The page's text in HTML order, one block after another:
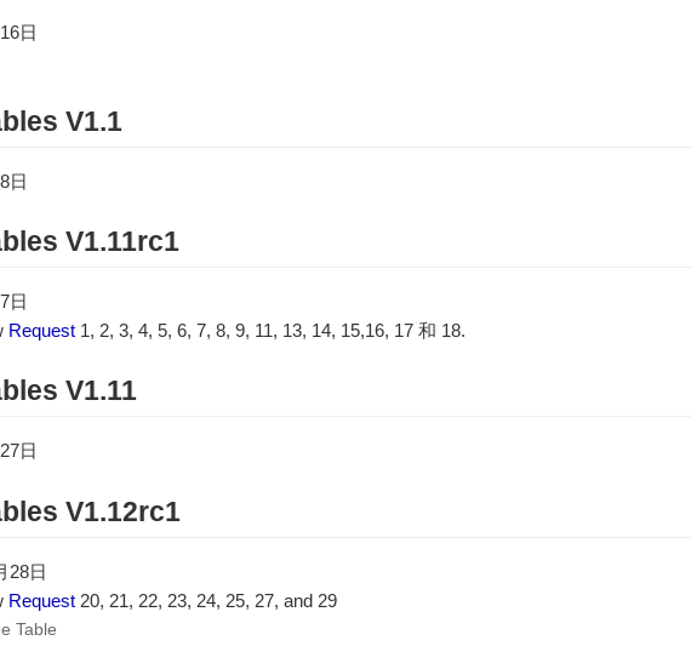
日
V1.1
日
V1.11rc1
日
Request1, 2, 3, 4, 5, 6, 7, 8, 9, 11, 13, 14, 15,16, 17 和 18.
V1.11
日
V1.12rc1
28日
Request20, 21, 22, 23, 24, 25, 27, and 29
Table